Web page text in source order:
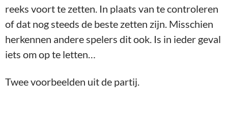
reeks voort te zetten. In plaats van te controleren
of dat nog steeds de beste zetten zijn. Misschien
herkennen andere spelers dit ook. Is in ieder geval
iets om op te letten…
Twee voorbeelden uit de partij.